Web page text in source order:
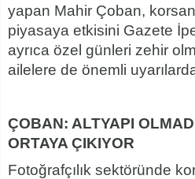
yapan Mahir Çoban, korsan
piyasaya etkisini Gazete
ayrıca özel günleri zehir
ailelere de önemli
ÇOBAN: ALTYAPI
ORTAYA ÇIKIYOR
Fotoğrafçılık sektöründe